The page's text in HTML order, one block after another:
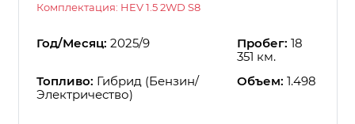
Комплектация: HEV 1.5 2WD S8
Год/Месяц: 2025/9 Пробег: 18
351 км.
Топливо: Гибрид (Бензин/
Электричество)
Объем: 1.498